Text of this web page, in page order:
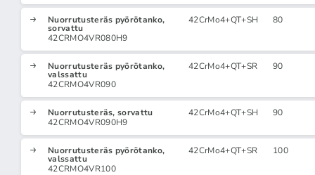
Nuorrutusteräs pyörötanko,
sorvattu
42CRMO4VR080H9
42CrMo4+QT+SH 80
Nuorrutusteräs pyörötanko,
valssattu
42CRMO4VR090
42CrMo4+QT+SR 90
Nuorrutusteräs, sorvattu
42CRMO4VR090H9
42CrMo4+QT+SH 90
Nuorrutusteräs pyörötanko,
valssattu
42CRMO4VR100
42CrMo4+QT+SR 100